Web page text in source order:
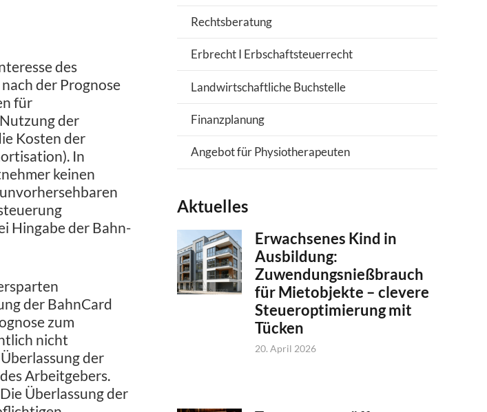
des
der Prognose
für
der
Kosten der
In
keinen
Hingabe der Bahn-
der BahnCard
zum
nicht
der
Arbeitgebers.
Überlassung der
Rechtsberatung
Erbrecht I Erbschaftsteuerrecht
Landwirtschaftliche Buchstelle
Finanzplanung
Angebot für Physiotherapeuten
Aktuelles
Erwachsenes Kind in
Ausbildung:
Zuwendungsnießbrauch
für Mietobjekte – clevere
Steueroptimierung mit
Tücken
20. April 2026